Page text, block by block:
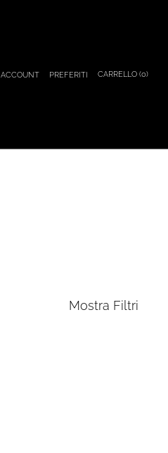
ACCOUNT PREFERITI CARRELLO (0)
Mostra Filtri